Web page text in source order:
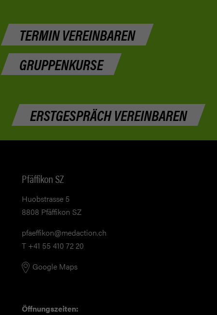
TERMIN VEREINBAREN
GRUPPENKURSE
ERSTGESPRÄCH VEREINBAREN
Pfäffikon SZ
Huobstrasse 5
8808 Pfäffikon SZ
pf
ff k n m d ct nch
T +41 55 410 72 20
Google Maps
Öffnungszeiten: